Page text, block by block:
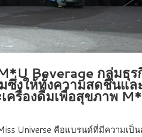
Beverage กลุ่มธุร
งให้ทั้งความสดชื่นแล
ครื่องดื่มเพื่อสุขภาพ
Universe คือแบรนด์ที่มีความเป็